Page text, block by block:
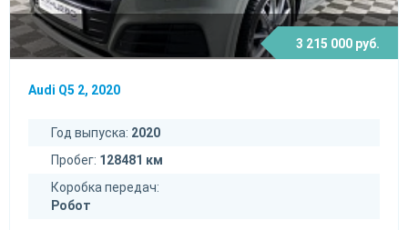
3 215 000 руб.
Audi Q5 2, 2020
Год выпуска: 2020
Пробег: 128481 км
Коробка передач:
Робот